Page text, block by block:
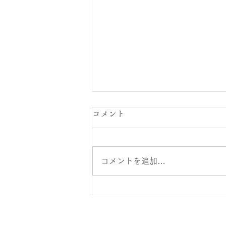
コメント
コメントを追加…